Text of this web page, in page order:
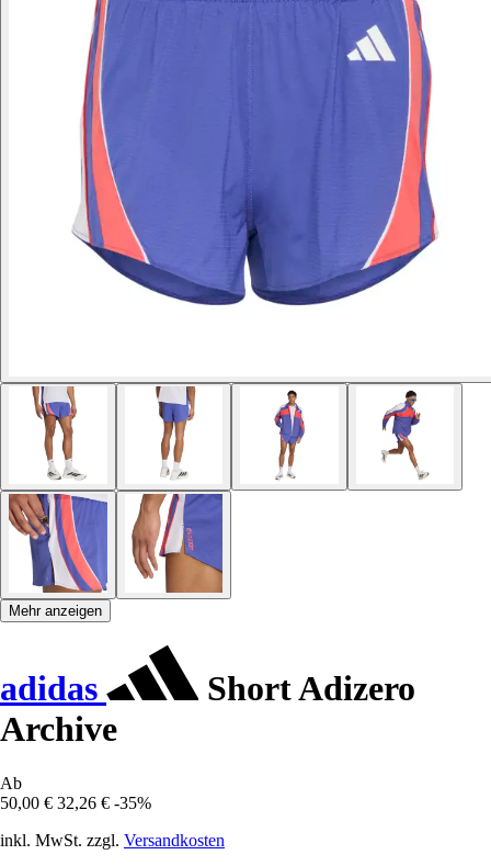
Mehr anzeigen
adidas
Short Adizero
Archive
Ab
50,00 € 32,26 € -35%
inkl. MwSt. zzgl. Versandkosten